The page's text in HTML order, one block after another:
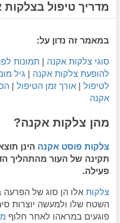
מדריך טיפול
במאמר זה נדון על:
סוגי צלקות אקנה תמונות
להופעת צלקות אקנה
גיל
לטיפול
אורך זמן הטיפול
אקנה
מהן צלקות אקנה?
צלקות פוסט אקנה הינן
תקינה של העור מהתהליך
פעילה.
צלקות אלו הן סוג של הפרעה
השטח שלו ולמעשה יוצרות
פוגעים במראהו לאחר חלוף